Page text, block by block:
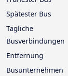
Spätester Bus
Tägliche
Busverbindungen
Entfernung
Busunternehmen